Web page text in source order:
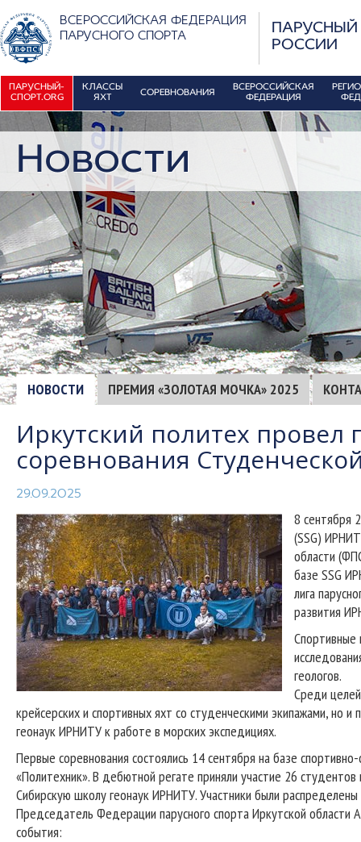
ВСЕРОССИЙСКАЯ ФЕДЕРАЦИЯ
ПАРУСНОГО СПОРТА
ПАРУСНЫЙ
РОССИИ
ПАРУСНЫЙ-
СПОРТ.ORG
КЛАССЫ
ЯХТ
СОРЕВНОВАНИЯ
ВСЕРОССИЙСКАЯ
ФЕДЕРАЦИЯ
Новости
НОВОСТИ ПРЕМИЯ «ЗОЛОТАЯ МОЧКА» 2025
Иркутский политех провел
соревнования
29.09.2025
8 сентября
(SSG)
области
базе SSG
лига
развития
Спортивные
геологов.
Среди
крейсерских и спортивных яхт со студенческими экипажами, но
геонаук ИРНИТУ к работе в морских экспедициях.
Первые соревнования состоялись 14 сентября на базе
«Политехник». В дебютной регате приняли участие 26
Сибирскую школу геонаук ИРНИТУ. Участники были
Председатель Федерации парусного спорта Иркутской области
события: